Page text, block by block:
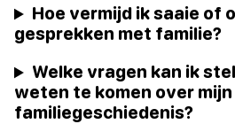
Hoe vermijd ik saaie of
gesprekken met familie?
Welke vragen kan ik
weten te komen over mijn
familiegeschiedenis?